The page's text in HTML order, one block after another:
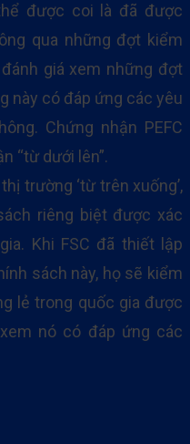
được coi là đã được
qua những đợt kiểm
giá xem những đợt
này có đáp ứng các yêu
Chứng nhận PEFC
“từ dưới lên”.
trường ‘từ trên xuống’,
riêng biệt được xác
Khi FSC đã thiết lập
sách này, họ sẽ kiểm
lẻ trong quốc gia được
nó có đáp ứng các